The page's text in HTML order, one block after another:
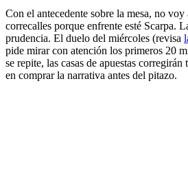
Con el antecedente sobre la mesa, no voy
correcalles porque enfrente esté Scarpa.
prudencia. El duelo del miércoles (revisa
pide mirar con atención los primeros 20
se repite, las casas de apuestas
en comprar la narrativa antes del pitazo.